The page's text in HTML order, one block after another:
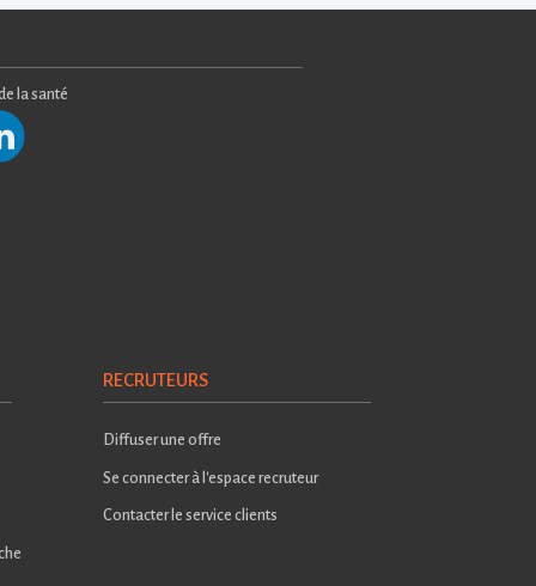
la santé
RECRUTEURS
Diffuser une offre
Se connecter à l'espace recruteur
Contacter le service clients